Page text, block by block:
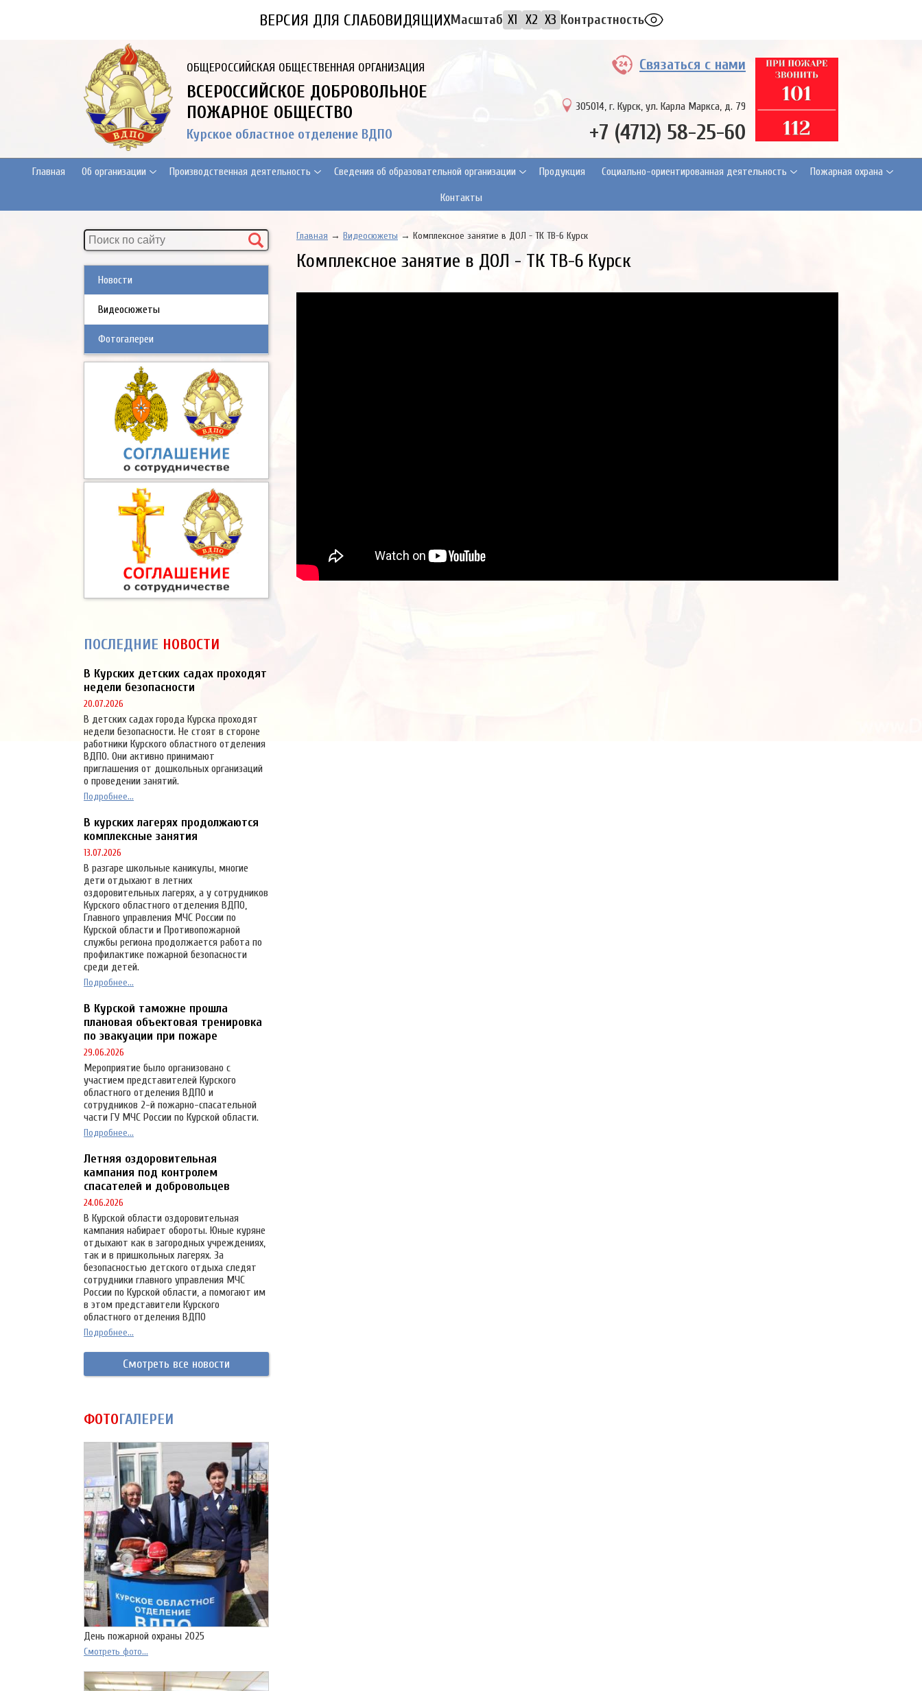
ВЕРСИЯ ДЛЯ СЛАБОВИДЯЩИХМасштаб X1 X2 X3 Контрастность
ОБЩЕРОССИЙСКАЯ ОБЩЕСТВЕННАЯ ОРГАНИЗАЦИЯ
ВСЕРОССИЙСКОЕ ДОБРОВОЛЬНОЕ
ПОЖАРНОЕ ОБЩЕСТВО
Курское областное отделение ВДПО
Связаться с нами
305014, г. Курск, ул. Карла Маркса, д. 79
+7 (4712) 58-25-60
Главная Об организации Производственная деятельность Сведения об образовательной организации Продукция Cоциально-ориентированная деятельность Пожарная охрана
Контакты
Новости
Видеосюжеты
Фотогалереи
ПОСЛЕДНИЕ НОВОСТИ
В Курских детских садах проходят
недели безопасности
20.07.2026
В детских садах города Курска проходят
недели безопасности. Не стоят в стороне
работники Курского областного отделения
ВДПО. Они активно принимают
приглашения от дошкольных организаций
о проведении занятий.
Подробнее...
В курских лагерях продолжаются
комплексные занятия
13.07.2026
В разгаре школьные каникулы, многие
дети отдыхают в летних
оздоровительных лагерях, а у сотрудников
Курского областного отделения ВДПО,
Главного управления МЧС России по
Курской области и Противопожарной
службы региона продолжается работа по
профилактике пожарной безопасности
среди детей.
Подробнее...
В Курской таможне прошла
плановая объектовая тренировка
по эвакуации при пожаре
29.06.2026
Мероприятие было организовано с
участием представителей Курского
областного отделения ВДПО и
сотрудников 2-й пожарно-спасательной
части ГУ МЧС России по Курской области.
Подробнее...
Летняя оздоровительная
кампания под контролем
спасателей и добровольцев
24.06.2026
В Курской области оздоровительная
кампания набирает обороты. Юные куряне
отдыхают как в загородных учреждениях,
так и в пришкольных лагерях. За
безопасностью детского отдыха следят
сотрудники главного управления МЧС
России по Курской области, а помогают им
в этом представители Курского
областного отделения ВДПО
Подробнее...
Смотреть все новости
ФОТОГАЛЕРЕИ
День пожарной охраны 2025
Смотреть фото...
Главная → Видеосюжеты → Комплексное занятие в ДОЛ - ТК ТВ-6 Курск
Комплексное занятие в ДОЛ - ТК ТВ-6 Курск